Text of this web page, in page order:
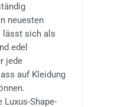
neuesten
lässt sich als
edel
jede
auf Kleidung
Shape-